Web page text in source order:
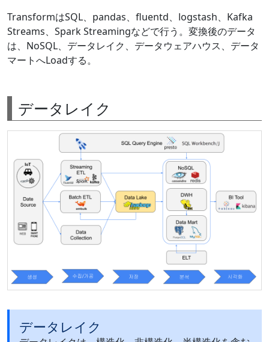
TransformはSQL、pandas、fluentd、logstash、Kafka
Streams、Spark Streamingなどで行う。変換後のデータ
は、NoSQL、データレイク、データウェアハウス、データ
マートへLoadする。
データレイク
データレイク